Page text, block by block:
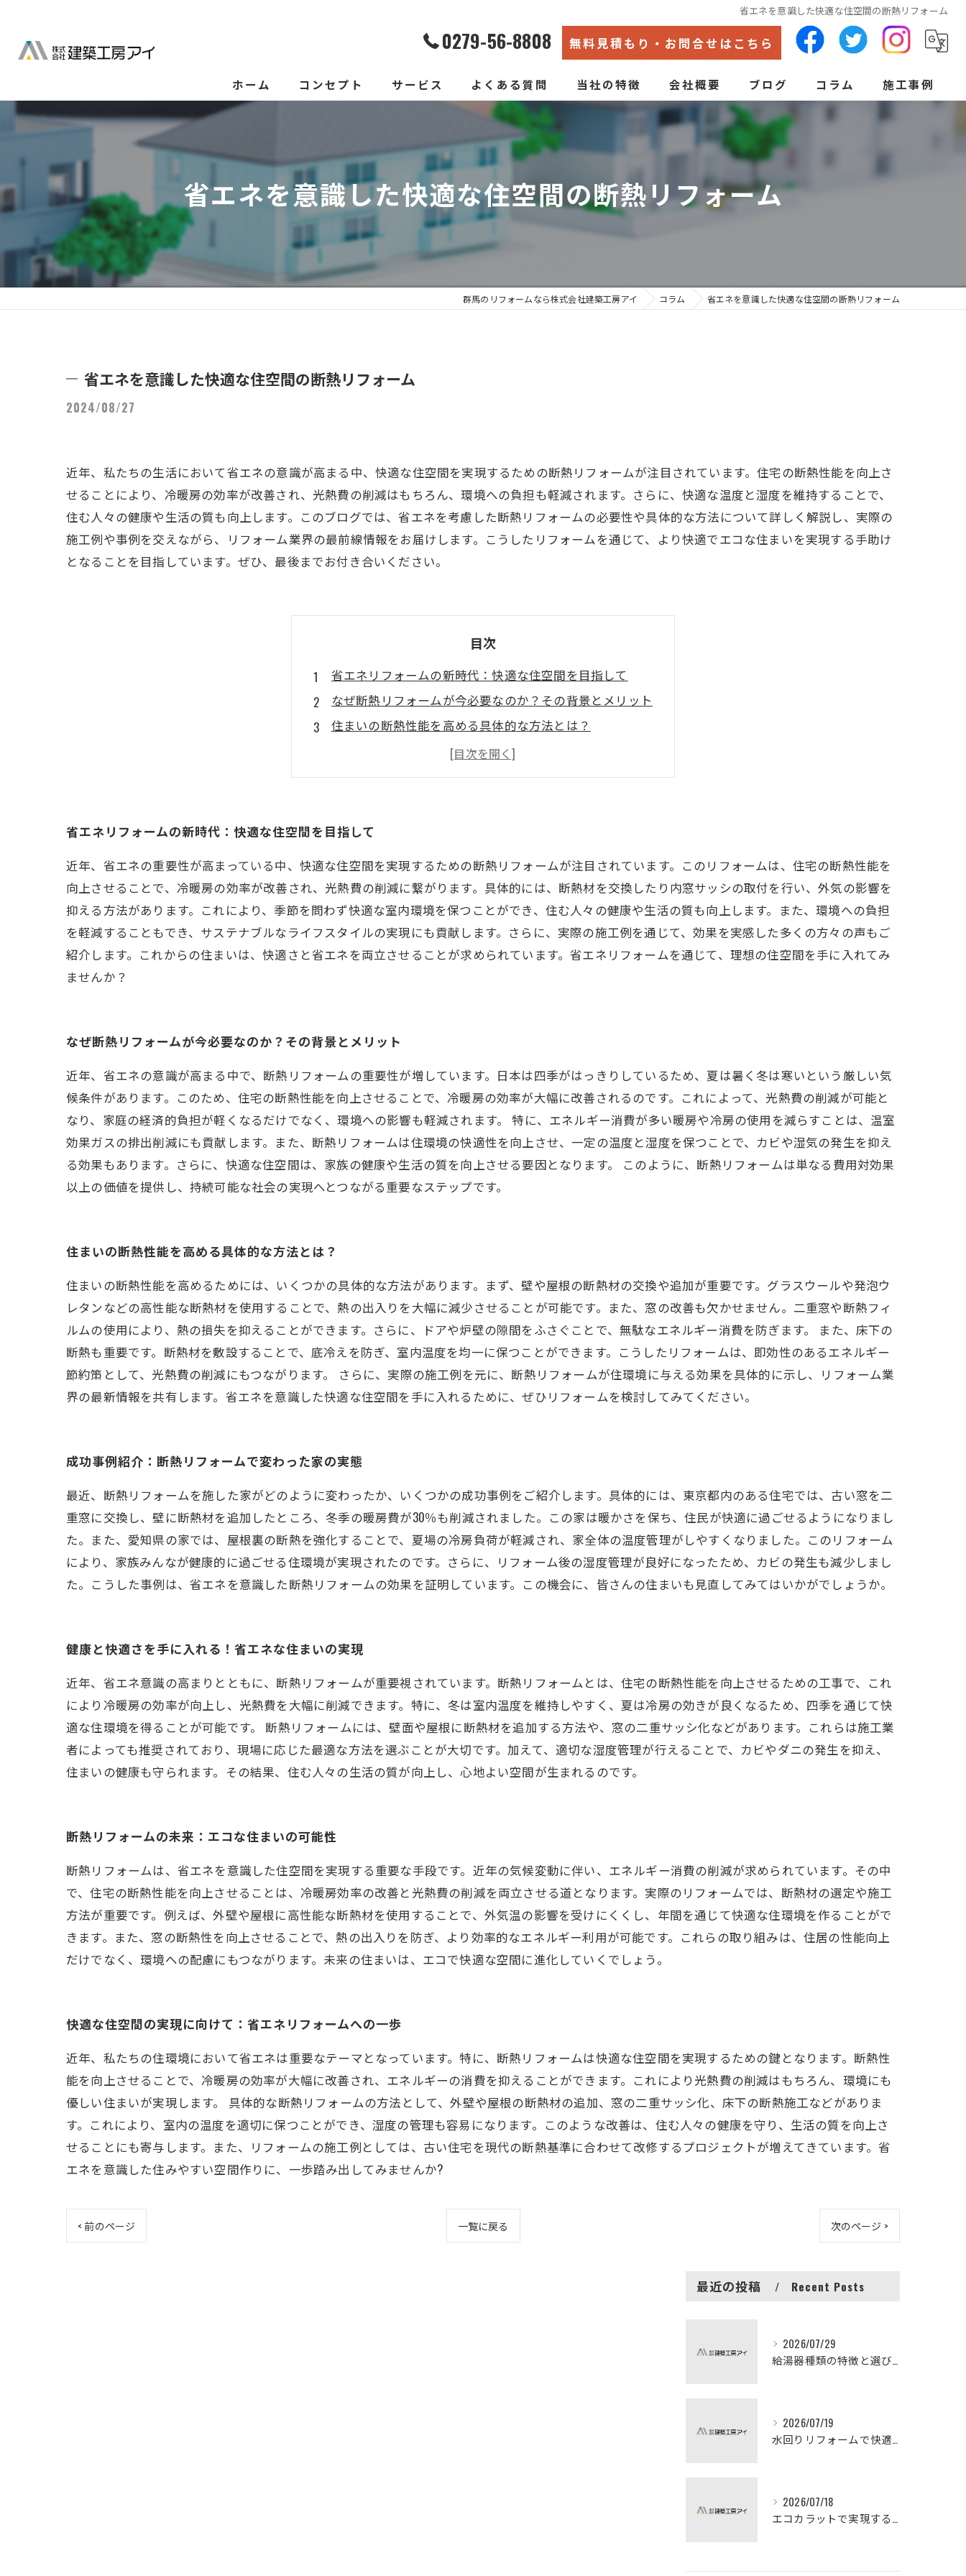
省エネを意識した快適な住空間の断熱リフォーム
0279-56-8808 無料見積もり・お問合せはこちら
ホーム コンセプト サービス
新築そっくりリフォーム
よくある質問 当社の特徴
水回り
断熱
会社概要
代表あいさつ
ブログ コラム 施工事例
省エネを意識した快適な住空間の断熱リフォーム
群馬のリフォームなら株式会社建築工房アイ コラム 省エネを意識した快適な住空間の断熱リフォーム
省エネを意識した快適な住空間の断熱リフォーム
2024/08/27
近年、私たちの生活において省エネの意識が高まる中、快適な住空間を実現するための断熱リフォームが注目されています。住宅の断熱性能を向上さ
せることにより、冷暖房の効率が改善され、光熱費の削減はもちろん、環境への負担も軽減されます。さらに、快適な温度と湿度を維持することで、
住む人々の健康や生活の質も向上します。このブログでは、省エネを考慮した断熱リフォームの必要性や具体的な方法について詳しく解説し、実際の
施工例や事例を交えながら、リフォーム業界の最前線情報をお届けします。こうしたリフォームを通じて、より快適でエコな住まいを実現する手助け
となることを目指しています。ぜひ、最後までお付き合いください。
目次
省エネリフォームの新時代：快適な住空間を目指して
なぜ断熱リフォームが今必要なのか？その背景とメリット
住まいの断熱性能を高める具体的な方法とは？
成功事例紹介：断熱リフォームで変わった家の実態
健康と快適さを手に入れる！省エネな住まいの実現
快適な住空間の実現に向けて：省エネリフォームへの一歩
省エネリフォームの新時代：快適な住空間を目指して
近年、省エネの重要性が高まっている中、快適な住空間を実現するための断熱リフォームが注目されています。このリフォームは、住宅の断熱性能を
向上させることで、冷暖房の効率が改善され、光熱費の削減に繋がります。具体的には、断熱材を交換したり内窓サッシの取付を行い、外気の影響を
抑える方法があります。これにより、季節を問わず快適な室内環境を保つことができ、住む人々の健康や生活の質も向上します。また、環境への負担
を軽減することもでき、サステナブルなライフスタイルの実現にも貢献します。さらに、実際の施工例を通じて、効果を実感した多くの方々の声もご
紹介します。これからの住まいは、快適さと省エネを両立させることが求められています。省エネリフォームを通じて、理想の住空間を手に入れてみ
ませんか？
なぜ断熱リフォームが今必要なのか？その背景とメリット
近年、省エネの意識が高まる中で、断熱リフォームの重要性が増しています。日本は四季がはっきりしているため、夏は暑く冬は寒いという厳しい気
候条件があります。このため、住宅の断熱性能を向上させることで、冷暖房の効率が大幅に改善されるのです。これによって、光熱費の削減が可能と
なり、家庭の経済的負担が軽くなるだけでなく、環境への影響も軽減されます。 特に、エネルギー消費が多い暖房や冷房の使用を減らすことは、温室
効果ガスの排出削減にも貢献します。また、断熱リフォームは住環境の快適性を向上させ、一定の温度と湿度を保つことで、カビや湿気の発生を抑え
る効果もあります。さらに、快適な住空間は、家族の健康や生活の質を向上させる要因となります。 このように、断熱リフォームは単なる費用対効果
以上の価値を提供し、持続可能な社会の実現へとつながる重要なステップです。
住まいの断熱性能を高める具体的な方法とは？
住まいの断熱性能を高めるためには、いくつかの具体的な方法があります。まず、壁や屋根の断熱材の交換や追加が重要です。グラスウールや発泡ウ
レタンなどの高性能な断熱材を使用することで、熱の出入りを大幅に減少させることが可能です。また、窓の改善も欠かせません。二重窓や断熱フィ
ルムの使用により、熱の損失を抑えることができます。さらに、ドアや炉壁の隙間をふさぐことで、無駄なエネルギー消費を防ぎます。 また、床下の
断熱も重要です。断熱材を敷設することで、底冷えを防ぎ、室内温度を均一に保つことができます。こうしたリフォームは、即効性のあるエネルギー
節約策として、光熱費の削減にもつながります。 さらに、実際の施工例を元に、断熱リフォームが住環境に与える効果を具体的に示し、リフォーム業
界の最新情報を共有します。省エネを意識した快適な住空間を手に入れるために、ぜひリフォームを検討してみてください。
成功事例紹介：断熱リフォームで変わった家の実態
最近、断熱リフォームを施した家がどのように変わったか、いくつかの成功事例をご紹介します。具体的には、東京都内のある住宅では、古い窓を二
重窓に交換し、壁に断熱材を追加したところ、冬季の暖房費が30％も削減されました。この家は暖かさを保ち、住民が快適に過ごせるようになりまし
た。また、愛知県の家では、屋根裏の断熱を強化することで、夏場の冷房負荷が軽減され、家全体の温度管理がしやすくなりました。このリフォーム
により、家族みんなが健康的に過ごせる住環境が実現されたのです。さらに、リフォーム後の湿度管理が良好になったため、カビの発生も減少しまし
た。こうした事例は、省エネを意識した断熱リフォームの効果を証明しています。この機会に、皆さんの住まいも見直してみてはいかがでしょうか。
健康と快適さを手に入れる！省エネな住まいの実現
近年、省エネ意識の高まりとともに、断熱リフォームが重要視されています。断熱リフォームとは、住宅の断熱性能を向上させるための工事で、これ
により冷暖房の効率が向上し、光熱費を大幅に削減できます。特に、冬は室内温度を維持しやすく、夏は冷房の効きが良くなるため、四季を通じて快
適な住環境を得ることが可能です。 断熱リフォームには、壁面や屋根に断熱材を追加する方法や、窓の二重サッシ化などがあります。これらは施工業
者によっても推奨されており、現場に応じた最適な方法を選ぶことが大切です。加えて、適切な湿度管理が行えることで、カビやダニの発生を抑え、
住まいの健康も守られます。その結果、住む人々の生活の質が向上し、心地よい空間が生まれるのです。
断熱リフォームの未来：エコな住まいの可能性
断熱リフォームは、省エネを意識した住空間を実現する重要な手段です。近年の気候変動に伴い、エネルギー消費の削減が求められています。その中
で、住宅の断熱性能を向上させることは、冷暖房効率の改善と光熱費の削減を両立させる道となります。実際のリフォームでは、断熱材の選定や施工
方法が重要です。例えば、外壁や屋根に高性能な断熱材を使用することで、外気温の影響を受けにくくし、年間を通じて快適な住環境を作ることがで
きます。また、窓の断熱性を向上させることで、熱の出入りを防ぎ、より効率的なエネルギー利用が可能です。これらの取り組みは、住居の性能向上
だけでなく、環境への配慮にもつながります。未来の住まいは、エコで快適な空間に進化していくでしょう。
快適な住空間の実現に向けて：省エネリフォームへの一歩
近年、私たちの住環境において省エネは重要なテーマとなっています。特に、断熱リフォームは快適な住空間を実現するための鍵となります。断熱性
能を向上させることで、冷暖房の効率が大幅に改善され、エネルギーの消費を抑えることができます。これにより光熱費の削減はもちろん、環境にも
優しい住まいが実現します。 具体的な断熱リフォームの方法として、外壁や屋根の断熱材の追加、窓の二重サッシ化、床下の断熱施工などがありま
す。これにより、室内の温度を適切に保つことができ、湿度の管理も容易になります。このような改善は、住む人々の健康を守り、生活の質を向上さ
せることにも寄与します。また、リフォームの施工例としては、古い住宅を現代の断熱基準に合わせて改修するプロジェクトが増えてきています。省
エネを意識した住みやすい空間作りに、一歩踏み出してみませんか?
< 前のページ 一覧に戻る 次のページ >
最近の投稿 Recent Posts
2026/07/29
給湯器種類の特徴と選び方ガイド
2026/07/19
水回りリフォームで快適な暮らしを実現する方法
2026/07/18
エコカラットで実現する快適リフォームの秘訣